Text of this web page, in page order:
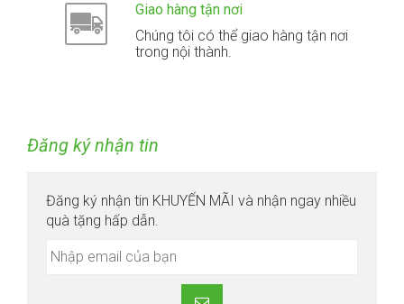
Giao hàng tận nơi
Chúng tôi có thể giao hàng tận nơi
trong nội thành.
Đăng ký nhận tin
Đăng ký nhận tin KHUYẾN MÃI và nhận ngay nhiều
quà tặng hấp dẫn.